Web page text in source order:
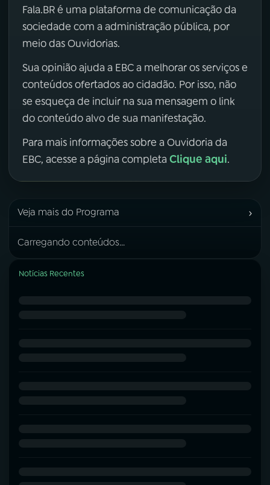
Fala.BR é uma plataforma de comunicação da
sociedade com a administração pública, por
meio das Ouvidorias.
Sua opinião ajuda a EBC a melhorar os serviços e
conteúdos ofertados ao cidadão. Por isso, não
se esqueça de incluir na sua mensagem o link
do conteúdo alvo de sua manifestação.
Para mais informações sobre a Ouvidoria da
EBC, acesse a página completa Clique aqui.
Veja mais do Programa ›
Carregando conteúdos...
Notícias Recentes